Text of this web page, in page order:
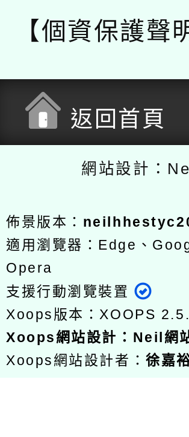
【個資保護聲
返回首頁
網站設計：
佈景版本：
適用瀏覽器：Edge、
Opera
支援行動瀏覽裝置
Xoops版本： XOOPS
Xoops網站設計 ： Neil網
Xoops網站設計者：徐嘉